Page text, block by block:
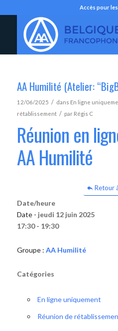
Accès pour
AA Humilité (Atelier:
12/06/2025 / dans En ligne
rétablissement / par Régis C
Réunion en
AA Humilité
Retour
Date/heure
Date - jeudi 12 juin 2025
17:30 - 19:30
Groupe : AA Humilité
Catégories
En ligne uniquement
Réunion de